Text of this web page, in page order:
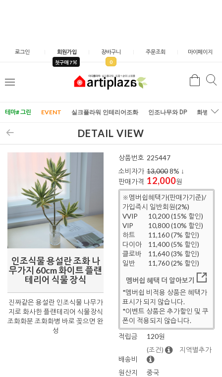
로그인 회원가입
첫구매 7
장바구니
0
주문조회 마이페이지
메
검
테마# 그린 EVENT 실크플라워 인테리어조화 인조나무와 DP 화병/화
DETAIL VIEW
인조식물 용설란 조화 나
무가지 60cm 화이트 플랜
테리어 식물 장식
진짜같은 용설란 인조식물 나무가
지로 화사한 플랜테리어 식물장식
조화화분 조화화병 바로 꽂으면 완
성
상품번호 225447
소비자가 13,0008% ↓
판매가격 12,000원
※멤버쉽혜택가(판매가기준)/
가입즉시 일반회원(2%)
VVIP
10,200 (15% 할인)
VIP
10,800 (10% 할인)
하트
11,160 (7% 할인)
다이아
11,400 (5% 할인)
클로바
11,640 (3% 할인)
일반
11,760 (2% 할인)
멤버쉽 혜택 더 알아보기
*멤버쉽 비적용 상품은 혜택가
표시가 되지 않습니다.
*이벤트 상품은 추가할인 및 쿠
폰이 적용되지 않습니다.
적립금
120원
배송비
(조건) 지역별추가
원산지 중국